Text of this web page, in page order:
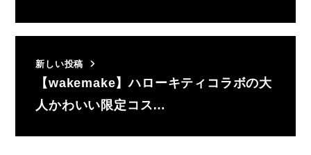
新しい投稿
【wakemake】ハローキティコラボの大
人かわいい限定コス…